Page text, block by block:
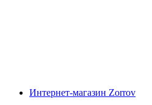
Интернет-магазин Zorrov